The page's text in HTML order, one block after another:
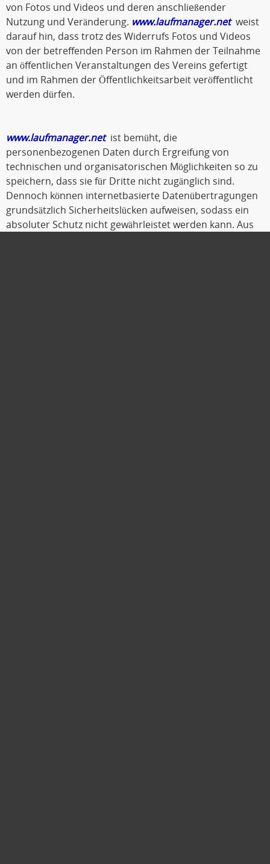
von Fotos und Videos und deren anschließender
Nutzung und Veränderung. www.laufmanager.netweist
darauf hin, dass trotz des Widerrufs Fotos und Videos
von der betreffenden Person im Rahmen der Teilnahme
an öffentlichen Veranstaltungen des Vereins gefertigt
und im Rahmen der Öffentlichkeitsarbeit veröffentlicht
werden dürfen.
www.laufmanager.netist bemüht, die
personenbezogenen Daten durch Ergreifung von
technischen und organisatorischen Möglichkeiten so zu
speichern, dass sie für Dritte nicht zugänglich sind.
Dennoch können internetbasierte Datenübertragungen
grundsätzlich Sicherheitslücken aufweisen, sodass ein
absoluter Schutz nicht gewährleistet werden kann. Aus